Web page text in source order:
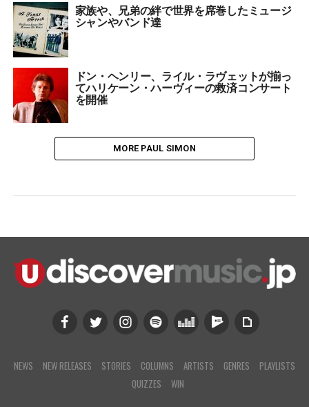
家族や、兄弟の絆で世界を席巻したミュージ
シャンやバンド達
ドン・ヘンリー、ライル・ラヴェットが揃っ
てハリケーン・ハーヴィーの救済コンサート
を開催
MORE PAUL SIMON
NEWS NEW RELEASES STORIES COLUMNS ARTISTS GENRES
PLAYLISTS
QUIZZES
WIN